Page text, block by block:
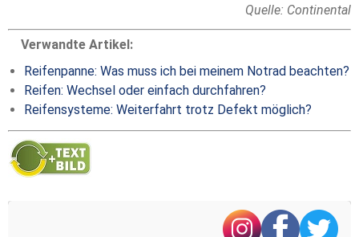
Quelle: Continental
Verwandte Artikel:
Reifenpanne: Was muss ich bei meinem Notrad beachten?
Reifen: Wechsel oder einfach durchfahren?
Reifensysteme: Weiterfahrt trotz Defekt möglich?